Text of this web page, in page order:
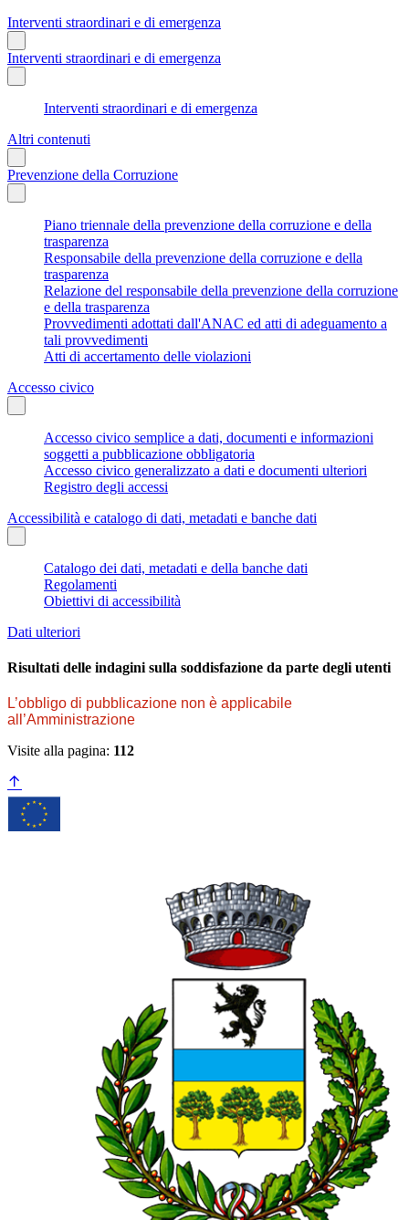
Interventi straordinari e di emergenza
Interventi straordinari e di emergenza
Interventi straordinari e di emergenza
Altri contenuti
Prevenzione della Corruzione
Piano triennale della prevenzione della corruzione e della
trasparenza
Responsabile della prevenzione della corruzione e della
trasparenza
Relazione del responsabile della prevenzione della corruzione
e della trasparenza
Provvedimenti adottati dall'ANAC ed atti di adeguamento a
tali provvedimenti
Atti di accertamento delle violazioni
Accesso civico
Accesso civico semplice a dati, documenti e informazioni
soggetti a pubblicazione obbligatoria
Accesso civico generalizzato a dati e documenti ulteriori
Registro degli accessi
Accessibilità e catalogo di dati, metadati e banche dati
Catalogo dei dati, metadati e della banche dati
Regolamenti
Obiettivi di accessibilità
Dati ulteriori
Risultati delle indagini sulla soddisfazione da parte degli utenti
L’obbligo di pubblicazione non è applicabile
all’Amministrazione
Visite alla pagina: 112